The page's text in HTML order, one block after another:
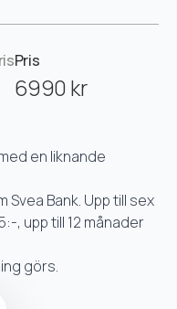
Pris
6990 kr
en liknande
Bank. Upp till sex
, upp till 12 månader
görs.